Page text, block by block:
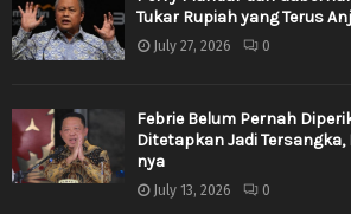
Tukar Rupiah yang Terus
July 27, 2026 0
Febrie Belum Pernah
Ditetapkan Jadi Tersangka,
nya
July 13, 2026 0